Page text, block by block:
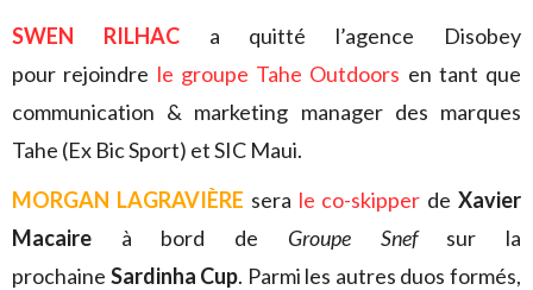
SWEN RILHACa quitté l’agence Disobey
pour rejoindre le groupe Tahe Outdoors en tant que
communication & marketing manager des marques
Tahe (Ex Bic Sport) et SIC Maui.
MORGAN LAGRAVIÈRE sera le co-skipper deXavier
Macaire à bord de Groupe Snefsur la
prochaine Sardinha Cup. Parmi les autres duos formés,